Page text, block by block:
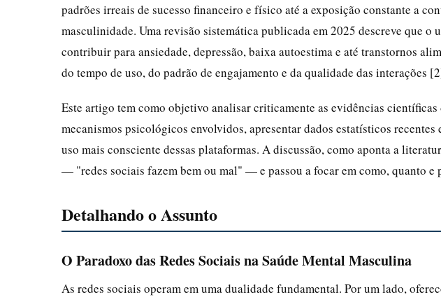
padrões irreais de sucesso financeiro e físico até a exposição constante a
masculinidade. Uma revisão sistemática publicada em 2025 descreve que o
contribuir para ansiedade, depressão, baixa autoestima e até transtornos
do tempo de uso, do padrão de engajamento e da qualidade das interações
Este artigo tem como objetivo analisar criticamente as evidências
mecanismos psicológicos envolvidos, apresentar dados estatísticos
uso mais consciente dessas plataformas. A discussão, como aponta a
— "redes sociais fazem bem ou mal" — e passou a focar em como, quanto e
Detalhando o Assunto
O Paradoxo das Redes Sociais na Saúde Mental Masculina
As redes sociais operam em uma dualidade fundamental. Por um lado,